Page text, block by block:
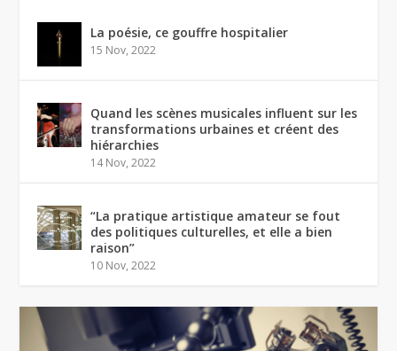
La poésie, ce gouffre hospitalier
15 Nov, 2022
Quand les scènes musicales influent sur les
transformations urbaines et créent des
hiérarchies
14 Nov, 2022
“La pratique artistique amateur se fout
des politiques culturelles, et elle a bien
raison”
10 Nov, 2022